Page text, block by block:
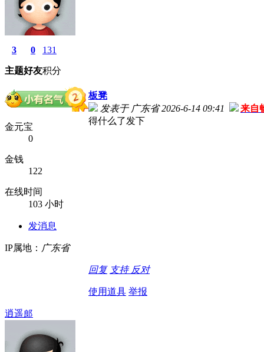
3
主题
0
好友
131
积分
金元宝
0
金钱
122
在线时间
103 小时
发消息
IP属地： 广东省
板凳
发表于 广东省 2026-6-14 09:41
来自
得什么了发下
回复 支持 反对
使用道具 举报
逍遥郎